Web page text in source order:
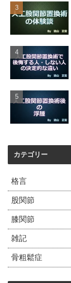
カテゴリー
格言
股関節
膝関節
雑記
骨粗鬆症